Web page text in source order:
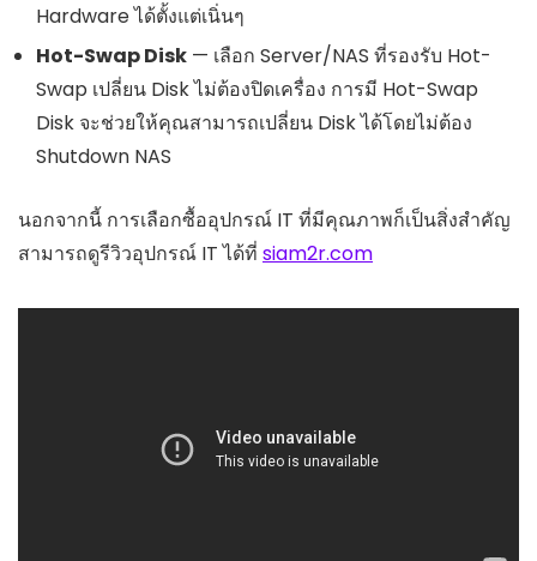
Hardware ได้ตั้งแต่เนิ่นๆ
Hot-Swap Disk — เลือก Server/NAS ที่รองรับ Hot-
Swap เปลี่ยน Disk ไม่ต้องปิดเครื่อง การมี Hot-Swap
Disk จะช่วยให้คุณสามารถเปลี่ยน Disk ได้โดยไม่ต้อง
Shutdown NAS
นอกจากนี้ การเลือกซื้ออุปกรณ์ IT ที่มีคุณภาพก็เป็นสิ่งสำคัญ
สามารถดูรีวิวอุปกรณ์ IT ได้ที่ siam2r.com